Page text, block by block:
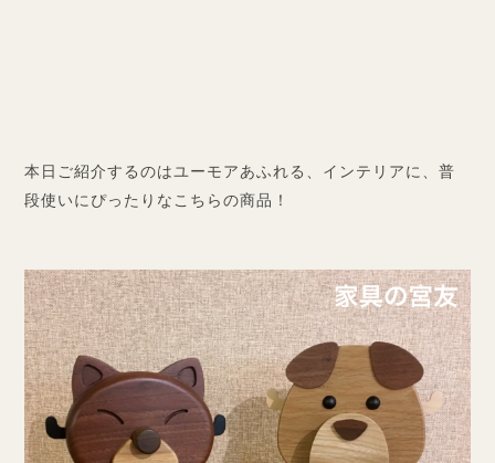
本日ご紹介するのはユーモアあふれる、インテリアに、普
段使いにぴったりなこちらの商品！